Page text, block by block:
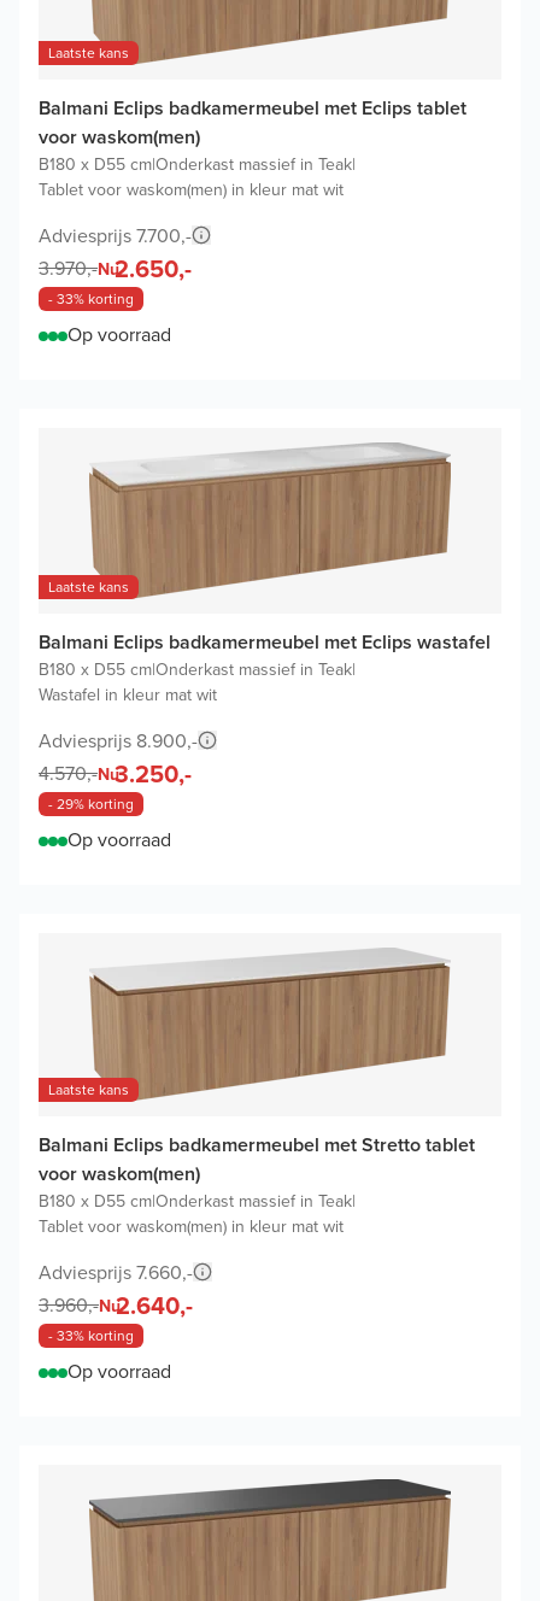
Laatste kans
Balmani Eclips badkamermeubel met Eclips tablet
voor waskom(men)
B180 x D55 cm|Onderkast massief in Teak|
Tablet voor waskom(men) in kleur mat wit
Adviesprijs 7.700,-
3.970,-Nu2.650,-
- 33% korting
Op voorraad
Laatste kans
Balmani Eclips badkamermeubel met Eclips wastafel
B180 x D55 cm|Onderkast massief in Teak|
Wastafel in kleur mat wit
Adviesprijs 8.900,-
4.570,-Nu3.250,-
- 29% korting
Op voorraad
Laatste kans
Balmani Eclips badkamermeubel met Stretto tablet
voor waskom(men)
B180 x D55 cm|Onderkast massief in Teak|
Tablet voor waskom(men) in kleur mat wit
Adviesprijs 7.660,-
3.960,-Nu2.640,-
- 33% korting
Op voorraad